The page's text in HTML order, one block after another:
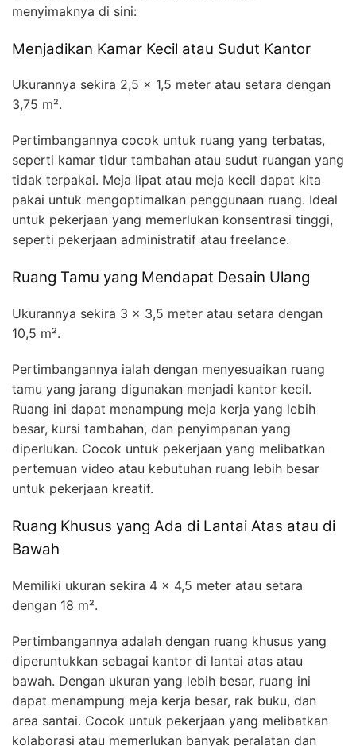
menyimaknya di sini:
Menjadikan Kamar Kecil atau Sudut Kantor
Ukurannya sekira 2,5 x 1,5 meter atau setara dengan
3,75 m².
Pertimbangannya cocok untuk ruang yang terbatas,
seperti kamar tidur tambahan atau sudut ruangan yang
tidak terpakai. Meja lipat atau meja kecil dapat kita
pakai untuk mengoptimalkan penggunaan ruang. Ideal
untuk pekerjaan yang memerlukan konsentrasi tinggi,
seperti pekerjaan administratif atau freelance.
Ruang Tamu yang Mendapat Desain Ulang
Ukurannya sekira 3 x 3,5 meter atau setara dengan
10,5 m².
Pertimbangannya ialah dengan menyesuaikan ruang
tamu yang jarang digunakan menjadi kantor kecil.
Ruang ini dapat menampung meja kerja yang lebih
besar, kursi tambahan, dan penyimpanan yang
diperlukan. Cocok untuk pekerjaan yang melibatkan
pertemuan video atau kebutuhan ruang lebih besar
untuk pekerjaan kreatif.
Ruang Khusus yang Ada di Lantai Atas atau di
Bawah
Memiliki ukuran sekira 4 x 4,5 meter atau setara
dengan 18 m².
Pertimbangannya adalah dengan ruang khusus yang
diperuntukkan sebagai kantor di lantai atas atau
bawah. Dengan ukuran yang lebih besar, ruang ini
dapat menampung meja kerja besar, rak buku, dan
area santai. Cocok untuk pekerjaan yang melibatkan
kolaborasi atau memerlukan banyak peralatan dan